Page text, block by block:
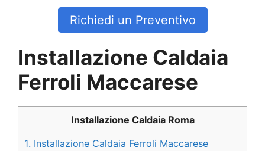
Richiedi un Preventivo
Installazione Caldaia
Ferroli Maccarese
Installazione Caldaia Roma
1. Installazione Caldaia Ferroli Maccarese